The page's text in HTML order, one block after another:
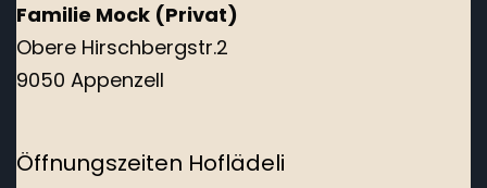
Familie Mock (Privat)
Obere Hirschbergstr.2
9050 Appenzell
Öffnungszeiten Hoflädeli